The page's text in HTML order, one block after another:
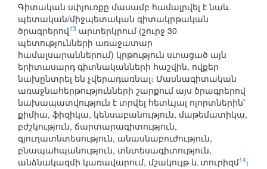
Գիտական սփյուռքը մասամբ համալրվել է նաև
պետական/միջպետական գիտակրթական
ծրագրերով13 արտերկրում (շուրջ 30
պետությունների առաջատար
համալսարաններում) կրթություն ստացած այն
երիտասարդ գիտնականների հաշվին, ովքեր
նախընտրել են չվերադառնալ։ Մասնագիտական
առաջնահերթությունների շարքում այս ծրագրերով
նախապատվություն է տրվել հետևյալ ոլորտներին՝
քիմիա, ֆիզիկա, կենսաբանություն, մաթեմատիկա,
բժշկություն, ճարտարագիտություն,
գյուղատնտեսություն, անասնաբուժություն,
բնապահպանություն, տնտեսագիտություն,
անձնակազմի կառավարում, մշակույթ և տուրիզմ14։